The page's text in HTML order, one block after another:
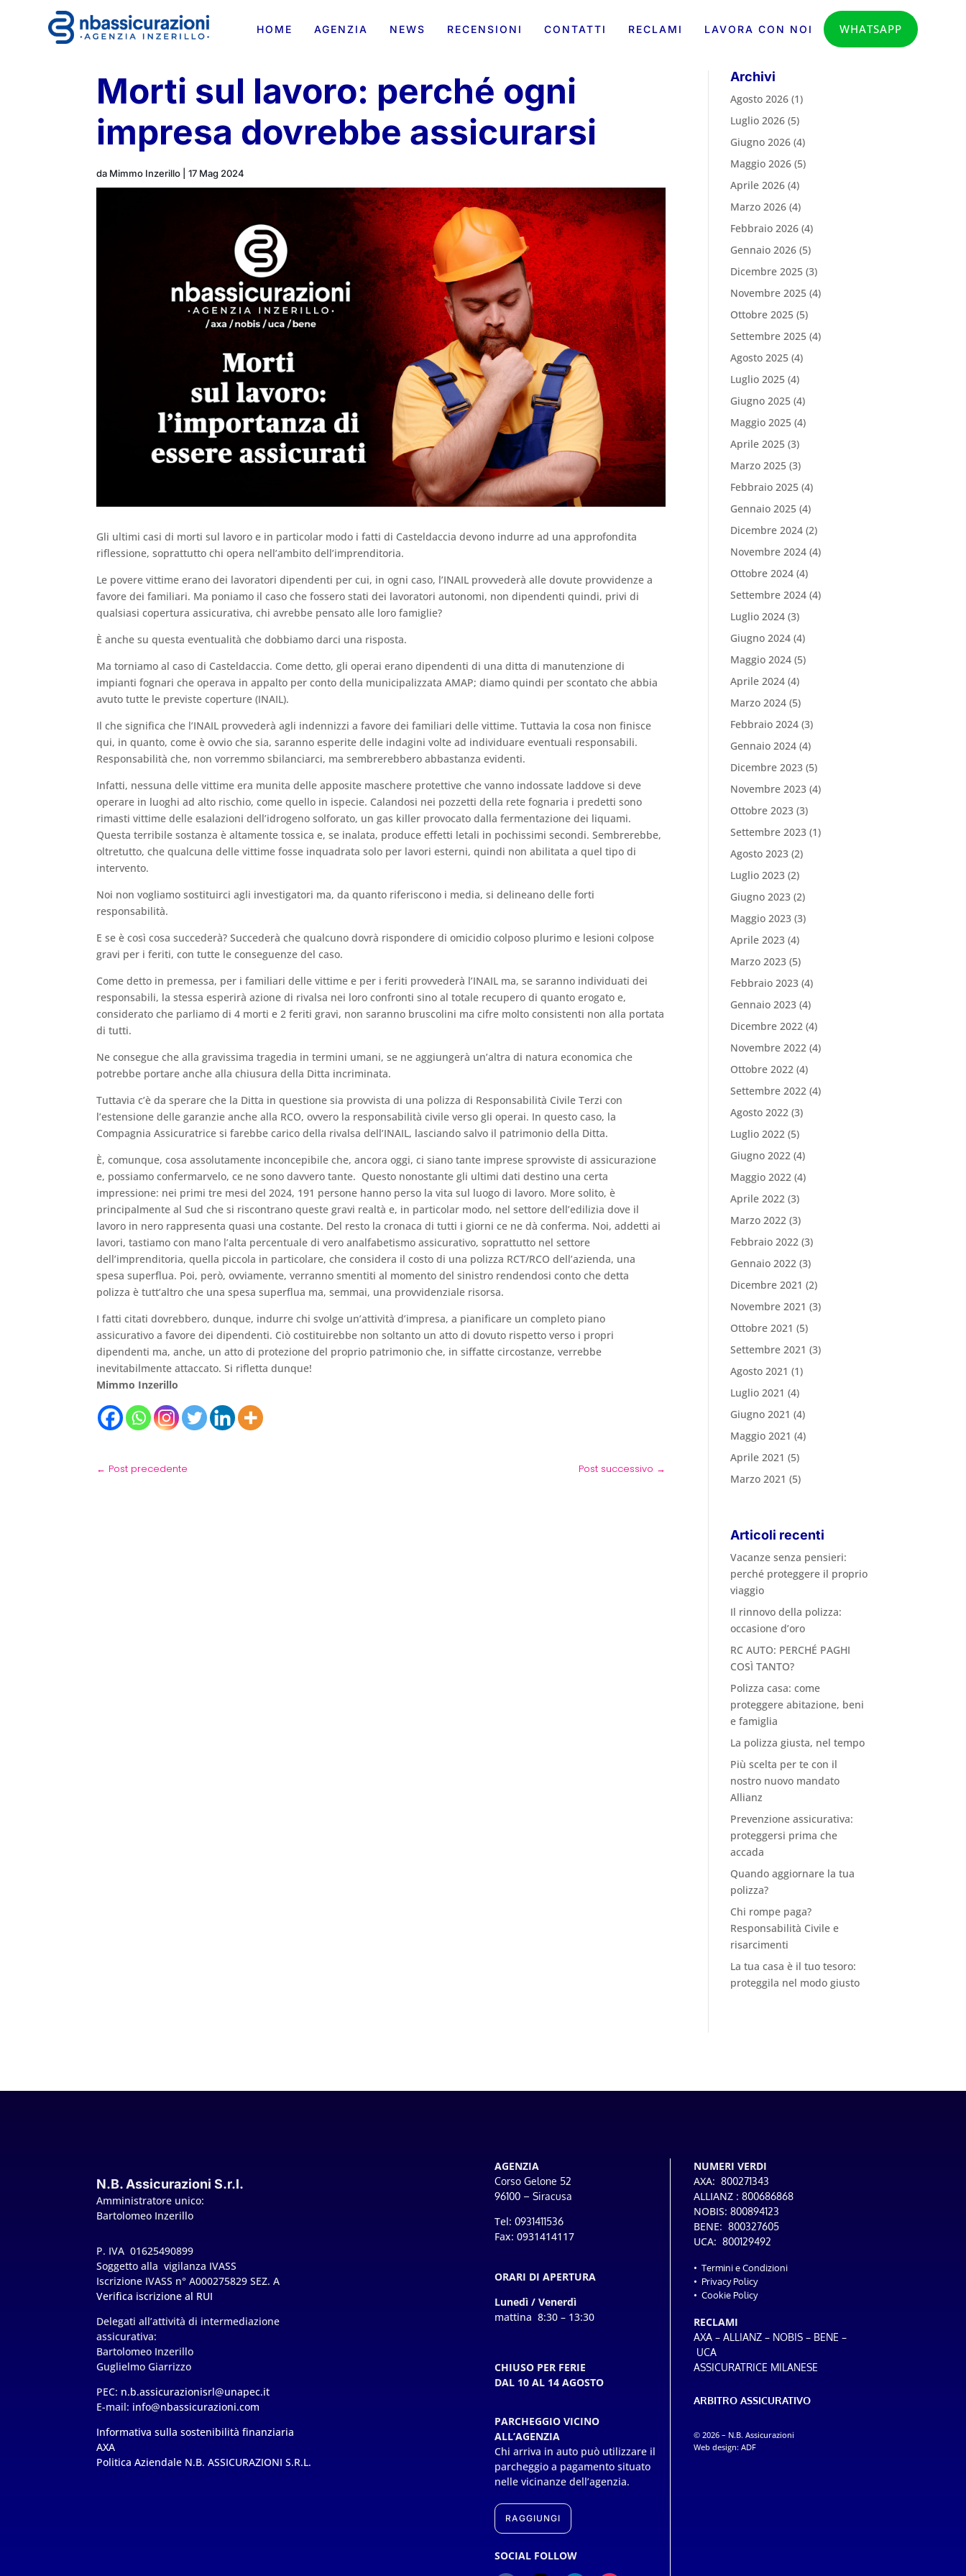
HOME AGENZIA NEWS RECENSIONI CONTATTI RECLAMI LAVORA CON NOI WHATSAPP
Morti sul lavoro: perché ogni
impresa dovrebbe assicurarsi
da Mimmo Inzerillo |17 Mag 2024
Gli ultimi casi di morti sul lavoro e in particolar modo i fatti di Casteldaccia devono indurre ad una approfondita
riflessione, soprattutto chi opera nell’ambito dell’imprenditoria.
Le povere vittime erano dei lavoratori dipendenti per cui, in ogni caso, l’INAIL provvederà alle dovute provvidenze a
favore dei familiari. Ma poniamo il caso che fossero stati dei lavoratori autonomi, non dipendenti quindi, privi di
qualsiasi copertura assicurativa, chi avrebbe pensato alle loro famiglie?
È anche su questa eventualità che dobbiamo darci una risposta.
Ma torniamo al caso di Casteldaccia. Come detto, gli operai erano dipendenti di una ditta di manutenzione di
impianti fognari che operava in appalto per conto della municipalizzata AMAP; diamo quindi per scontato che abbia
avuto tutte le previste coperture (INAIL).
Il che significa che l’INAIL provvederà agli indennizzi a favore dei familiari delle vittime. Tuttavia la cosa non finisce
qui, in quanto, come è ovvio che sia, saranno esperite delle indagini volte ad individuare eventuali responsabili.
Responsabilità che, non vorremmo sbilanciarci, ma sembrerebbero abbastanza evidenti.
Infatti, nessuna delle vittime era munita delle apposite maschere protettive che vanno indossate laddove si deve
operare in luoghi ad alto rischio, come quello in ispecie. Calandosi nei pozzetti della rete fognaria i predetti sono
rimasti vittime delle esalazioni dell’idrogeno solforato, un gas killer provocato dalla fermentazione dei liquami.
Questa terribile sostanza è altamente tossica e, se inalata, produce effetti letali in pochissimi secondi. Sembrerebbe,
oltretutto, che qualcuna delle vittime fosse inquadrata solo per lavori esterni, quindi non abilitata a quel tipo di
intervento.
Noi non vogliamo sostituirci agli investigatori ma, da quanto riferiscono i media, si delineano delle forti
responsabilità.
E se è così cosa succederà? Succederà che qualcuno dovrà rispondere di omicidio colposo plurimo e lesioni colpose
gravi per i feriti, con tutte le conseguenze del caso.
Come detto in premessa, per i familiari delle vittime e per i feriti provvederà l’INAIL ma, se saranno individuati dei
responsabili, la stessa esperirà azione di rivalsa nei loro confronti sino al totale recupero di quanto erogato e,
considerato che parliamo di 4 morti e 2 feriti gravi, non saranno bruscolini ma cifre molto consistenti non alla portata
di tutti.
Ne consegue che alla gravissima tragedia in termini umani, se ne aggiungerà un’altra di natura economica che
potrebbe portare anche alla chiusura della Ditta incriminata.
Tuttavia c’è da sperare che la Ditta in questione sia provvista di una polizza di Responsabilità Civile Terzi con
l’estensione delle garanzie anche alla RCO, ovvero la responsabilità civile verso gli operai. In questo caso, la
Compagnia Assicuratrice si farebbe carico della rivalsa dell’INAIL, lasciando salvo il patrimonio della Ditta.
È, comunque, cosa assolutamente inconcepibile che, ancora oggi, ci siano tante imprese sprovviste di assicurazione
e, possiamo confermarvelo, ce ne sono davvero tante. Questo nonostante gli ultimi dati destino una certa
impressione: nei primi tre mesi del 2024, 191 persone hanno perso la vita sul luogo di lavoro. More solito, è
principalmente al Sud che si riscontrano queste gravi realtà e, in particolar modo, nel settore dell’edilizia dove il
lavoro in nero rappresenta quasi una costante. Del resto la cronaca di tutti i giorni ce ne dà conferma. Noi, addetti ai
lavori, tastiamo con mano l’alta percentuale di vero analfabetismo assicurativo, soprattutto nel settore
dell’imprenditoria, quella piccola in particolare, che considera il costo di una polizza RCT/RCO dell’azienda, una
spesa superflua. Poi, però, ovviamente, verranno smentiti al momento del sinistro rendendosi conto che detta
polizza è tutt’altro che una spesa superflua ma, semmai, una provvidenziale risorsa.
I fatti citati dovrebbero, dunque, indurre chi svolge un’attività d’impresa, a pianificare un completo piano
assicurativo a favore dei dipendenti. Ciò costituirebbe non soltanto un atto di dovuto rispetto verso i propri
dipendenti ma, anche, un atto di protezione del proprio patrimonio che, in siffatte circostanze, verrebbe
inevitabilmente attaccato. Si rifletta dunque!
Mimmo Inzerillo
← Post precedente Post successivo →
Archivi
Agosto 2026 (1)
Luglio 2026 (5)
Giugno 2026 (4)
Maggio 2026 (5)
Aprile 2026 (4)
Marzo 2026 (4)
Febbraio 2026 (4)
Gennaio 2026 (5)
Dicembre 2025 (3)
Novembre 2025 (4)
Ottobre 2025 (5)
Settembre 2025 (4)
Agosto 2025 (4)
Luglio 2025 (4)
Giugno 2025 (4)
Maggio 2025 (4)
Aprile 2025 (3)
Marzo 2025 (3)
Febbraio 2025 (4)
Gennaio 2025 (4)
Dicembre 2024 (2)
Novembre 2024 (4)
Ottobre 2024 (4)
Settembre 2024 (4)
Luglio 2024 (3)
Giugno 2024 (4)
Maggio 2024 (5)
Aprile 2024 (4)
Marzo 2024 (5)
Febbraio 2024 (3)
Gennaio 2024 (4)
Dicembre 2023 (5)
Novembre 2023 (4)
Ottobre 2023 (3)
Settembre 2023 (1)
Agosto 2023 (2)
Luglio 2023 (2)
Giugno 2023 (2)
Maggio 2023 (3)
Aprile 2023 (4)
Marzo 2023 (5)
Febbraio 2023 (4)
Gennaio 2023 (4)
Dicembre 2022 (4)
Novembre 2022 (4)
Ottobre 2022 (4)
Settembre 2022 (4)
Agosto 2022 (3)
Luglio 2022 (5)
Giugno 2022 (4)
Maggio 2022 (4)
Aprile 2022 (3)
Marzo 2022 (3)
Febbraio 2022 (3)
Gennaio 2022 (3)
Dicembre 2021 (2)
Novembre 2021 (3)
Ottobre 2021 (5)
Settembre 2021 (3)
Agosto 2021 (1)
Luglio 2021 (4)
Giugno 2021 (4)
Maggio 2021 (4)
Aprile 2021 (5)
Marzo 2021 (5)
Articoli recenti
Vacanze senza pensieri:
perché proteggere il proprio
viaggio
Il rinnovo della polizza:
occasione d’oro
RC AUTO: PERCHÉ PAGHI
COSÌ TANTO?
Polizza casa: come
proteggere abitazione, beni
e famiglia
La polizza giusta, nel tempo
Più scelta per te con il
nostro nuovo mandato
Allianz
Prevenzione assicurativa:
proteggersi prima che
accada
Quando aggiornare la tua
polizza?
Chi rompe paga?
Responsabilità Civile e
risarcimenti
La tua casa è il tuo tesoro:
proteggila nel modo giusto
N.B. Assicurazioni S.r.l.
Amministratore unico:
Bartolomeo Inzerillo
P. IVA 01625490899
Soggetto alla vigilanza IVASS
Iscrizione IVASS n° A000275829 SEZ. A
Verifica iscrizione al RUI
Delegati all’attività di intermediazione
assicurativa:
Bartolomeo Inzerillo
Guglielmo Giarrizzo
PEC: n.b.assicurazionisrl@unapec.it
E-mail: info@nbassicurazioni.com
Informativa sulla sostenibilità finanziaria
AXA
Politica Aziendale N.B. ASSICURAZIONI S.R.L.
AGENZIA
Corso Gelone 52
96100 – Siracusa
Tel:0931411536
Fax: 0931414117
ORARI DI APERTURA
Lunedì / Venerdì
mattina 8:30 – 13:30
CHIUSO PER FERIE
DAL 10 AL 14 AGOSTO
PARCHEGGIO VICINO
ALL’AGENZIA
Chi arriva in auto può utilizzare il
parcheggio a pagamento situato
nelle vicinanze dell’agenzia.
RAGGIUNGI
SOCIAL FOLLOW
NUMERI VERDI
AXA: 800271343
ALLIANZ : 800686868
NOBIS: 800894123
BENE: 800327605
UCA: 800129492
• Termini e Condizioni
• Privacy Policy
• Cookie Policy
RECLAMI
AXA– ALLIANZ– NOBIS– BENE –
UCA
ASSICURATRICE MILANESE
ARBITRO ASSICURATIVO
© 2026 – N.B. Assicurazioni
Web design: ADF